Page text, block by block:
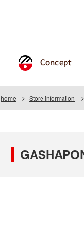
Concept
home Store information